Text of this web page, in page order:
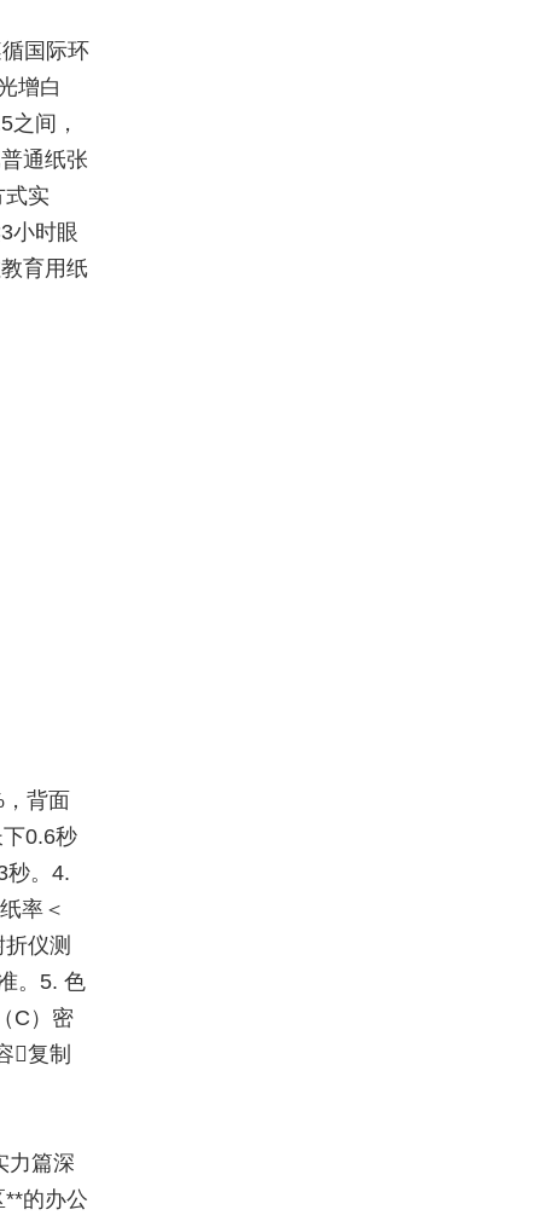
国际环
增白
间，
通纸张
式实
小时眼
育用纸
背面
0.6秒
秒。4.
率＜
仪测
。5. 色
C）密
复制
力篇深
的办公